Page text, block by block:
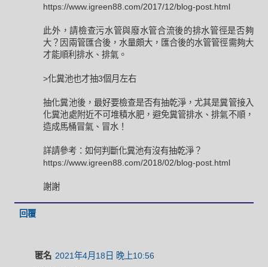
https://www.igreen88.com/2017/12/blog-post.html
此外，請檢查污水管與廢水管合流後的排水管徑是否夠
大？因兩管匯合後，水量頗大，匯合後的水管管徑需夠大
才能順利排水、排氣。
>化糞池也才抽3個月左右
抽化糞池後，最好要檢查是否有抽乾淨，尤其是糞管接入
化糞池處附近不可堆積水肥，避免糞管排水、排氣不順，
造成馬桶冒氣、冒水！
詳請參考：如何判斷化糞池有沒有抽乾淨？
https://www.igreen88.com/2018/02/blog-post.html
謝謝
回覆
匿名 2021年4月18日 晚上10:56